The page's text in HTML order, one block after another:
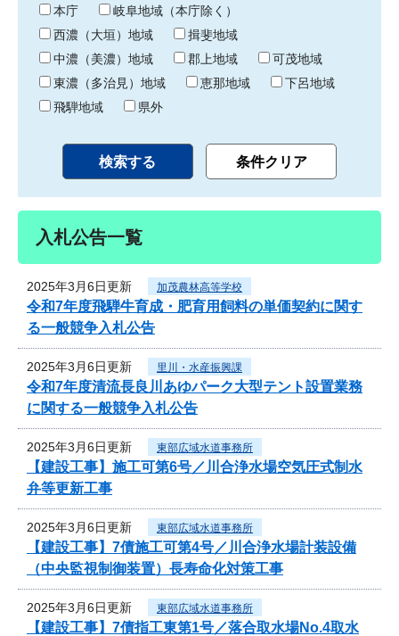
わ
り
本庁
岐阜地域（本庁除く）
西濃（大垣）地域
揖斐地域
中濃（美濃）地域
郡上地域
可茂地域
東濃（多治見）地域
恵那地域
下呂地域
飛騨地域
県外
入札公告一覧
2025年3月6日更新 加茂農林高等学校
令和7年度飛騨牛育成・肥育用飼料の単価契約に関す
る一般競争入札公告
2025年3月6日更新 里川・水産振興課
令和7年度清流長良川あゆパーク大型テント設置業務
に関する一般競争入札公告
2025年3月6日更新 東部広域水道事務所
【建設工事】施工可第6号／川合浄水場空気圧式制水
弁等更新工事
2025年3月6日更新 東部広域水道事務所
【建設工事】7債施工可第4号／川合浄水場計装設備
（中央監視制御装置）長寿命化対策工事
2025年3月6日更新 東部広域水道事務所
【建設工事】7債指工東第1号／落合取水場No.4取水